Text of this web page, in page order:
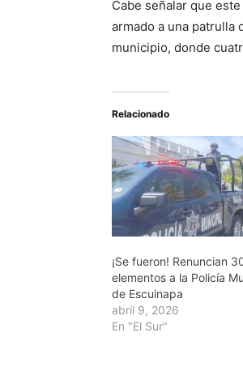
Cabe señalar que
armado a una patrulla
municipio, donde
Relacionado
¡Se fueron! Renuncian
elementos a la Policía
de Escuinapa
abril 9, 2026
En "El Sur"